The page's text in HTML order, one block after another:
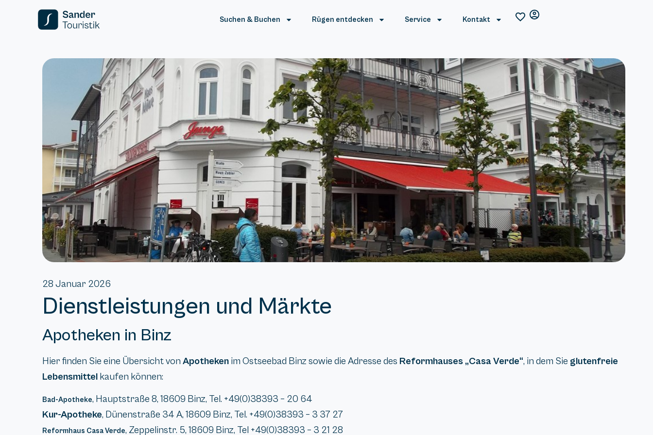
Suchen & Buchen Rügen entdecken Service Kontakt
28 Januar 2026
Dienstleistungen und Märkte
Apotheken in Binz
Hier finden Sie eine Übersicht von Apotheken im Ostseebad Binz sowie die Adresse des Reformhauses „Casa Verde“, in dem Sie glutenfreie
Lebensmittel kaufen können:
Bad-Apotheke, Hauptstraße 8, 18609 Binz, Tel. +49(0)38393 – 20 64
Kur-Apotheke, Dünenstraße 34 A, 18609 Binz, Tel. +49(0)38393 – 3 37 27
Reformhaus Casa Verde, Zeppelinstr. 5, 18609 Binz, Tel +49(0)38393 – 3 21 28